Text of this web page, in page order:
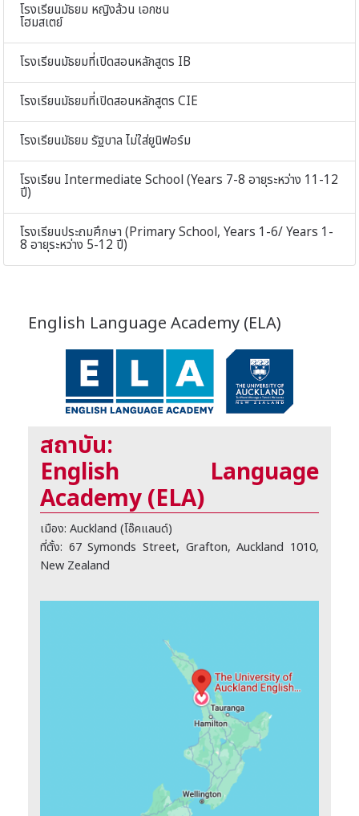
โรงเรียนมัธยม หญิงล้วน เอกชน
โฮมสเตย์
โรงเรียนมัธยมที่เปิดสอนหลักสูตร IB
โรงเรียนมัธยมที่เปิดสอนหลักสูตร CIE
โรงเรียนมัธยม รัฐบาล ไม่ใส่ยูนิฟอร์ม
โรงเรียน Intermediate School (Years 7-8 อายุระหว่าง 11-12
ปี)
โรงเรียนประถมศึกษา (Primary School, Years 1-6/ Years 1-
8 อายุระหว่าง 5-12 ปี)
English Language Academy (ELA)
สถาบัน:
English Language
Academy (ELA)
เมือง: Auckland (โอ๊คแลนด์)
ที่ตั้ง: 67 Symonds Street, Grafton, Auckland 1010,
New Zealand